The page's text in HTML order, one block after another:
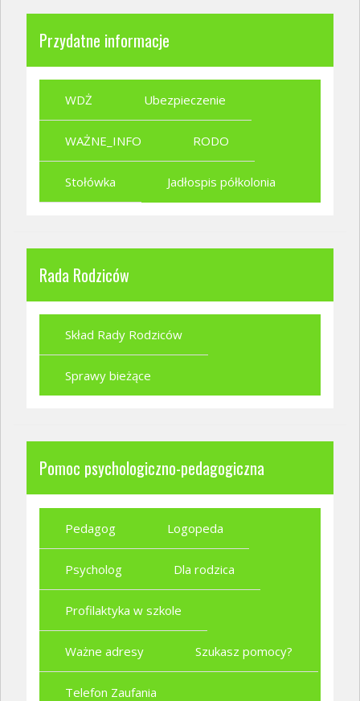
Przydatne informacje
WDŻ Ubezpieczenie
WAŻNE_INFO RODO
Stołówka Jadłospis półkolonia
Rada Rodziców
Skład Rady Rodziców
Sprawy bieżące
Pomoc psychologiczno-pedagogiczna
Pedagog Logopeda
Psycholog Dla rodzica
Profilaktyka w szkole
Ważne adresy Szukasz pomocy?
Telefon Zaufania